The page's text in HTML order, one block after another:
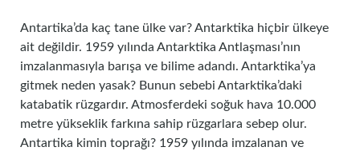
Antartika’da kaç tane ülke var? Antarktika hiçbir ülkeye
ait değildir. 1959 yılında Antarktika Antlaşması’nın
imzalanmasıyla barışa ve bilime adandı. Antarktika’ya
gitmek neden yasak? Bunun sebebi Antarktika’daki
katabatik rüzgardır. Atmosferdeki soğuk hava 10.000
metre yükseklik farkına sahip rüzgarlara sebep olur.
Antartika kimin toprağı? 1959 yılında imzalanan ve